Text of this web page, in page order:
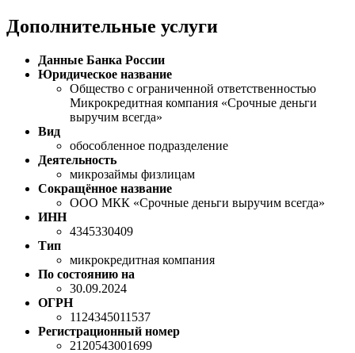
Дополнительные услуги
Данные Банка России
Юридическое название
Общество с ограниченной ответственностью
Микрокредитная компания «Срочные деньги
выручим всегда»
Вид
обособленное подразделение
Деятельность
микрозаймы физлицам
Сокращённое название
ООО МКК «Срочные деньги выручим всегда»
ИНН
4345330409
Тип
микрокредитная компания
По состоянию на
30.09.2024
ОГРН
1124345011537
Регистрационный номер
2120543001699